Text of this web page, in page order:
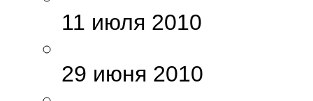
11 июля 2010
29 июня 2010